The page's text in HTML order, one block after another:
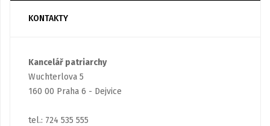
KONTAKTY
Kancelář patriarchy
Wuchterlova 5
160 00 Praha 6 - Dejvice
tel.: 724 535 555